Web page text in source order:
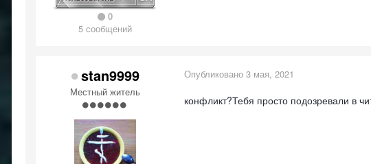
0
5 сообщений
stan9999
Местный житель
Опубликовано 3 мая, 2021
конфликт?Тебя просто подозревали в